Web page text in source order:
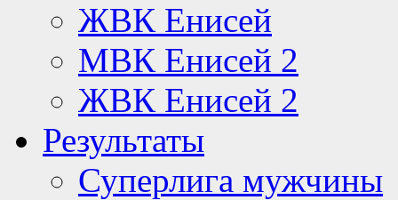
ЖВК Енисей
МВК Енисей 2
ЖВК Енисей 2
Результаты
Суперлига мужчины